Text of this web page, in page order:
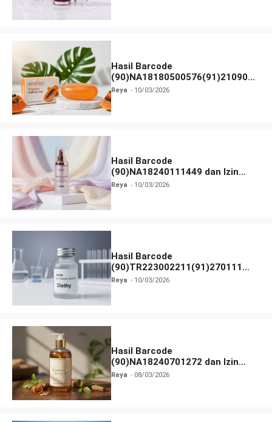
Hasil Barcode
(90)NA18180500576(91)210906
dan Izin BPOM
Reya 10/03/2026
Hasil Barcode
(90)NA18240111449 dan Izin
BPOM
Reya 10/03/2026
Hasil Barcode
(90)TR223002211(91)270111
dan Izin BPOM
Reya 10/03/2026
Hasil Barcode
(90)NA18240701272 dan Izin
BPOM
Reya 08/03/2026